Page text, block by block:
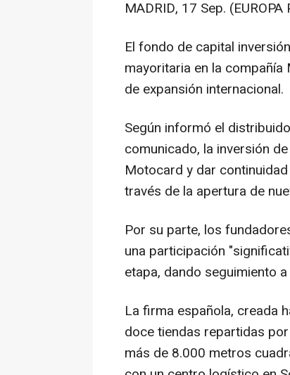
MADRID, 17 Sep. (EUROPA
El fondo de capital
mayoritaria en la
de expansión internacional.
Según informó el
comunicado, la inversión
Motocard y dar
través de la apertura de
Por su parte, los
una participación
etapa, dando seguimiento
La firma española, creada
doce tiendas repartidas
más de 8.000 metros